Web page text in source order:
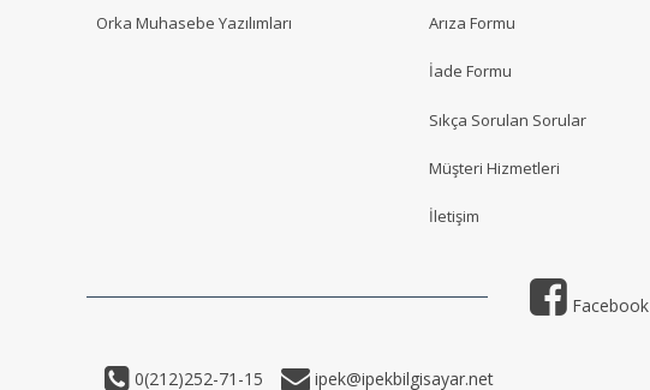
Orka Muhasebe Yazılımları Arıza Formu
İade Formu
Sıkça Sorulan Sorular
Müşteri Hizmetleri
İletişim
Facebook
0(212)252-71-15 ipek@ipekbilgisayar.net